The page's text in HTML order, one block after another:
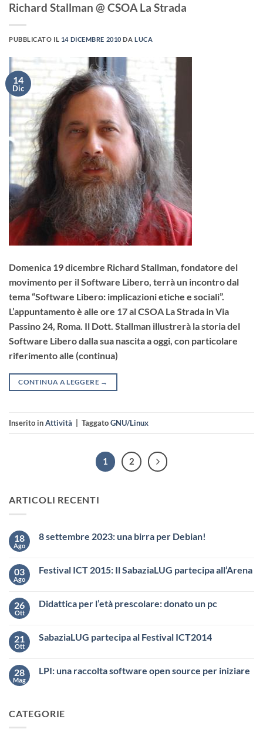
Richard Stallman @ CSOA La Strada
PUBBLICATO IL 14 DICEMBRE 2010 DALUCA
14
Dic
Domenica 19 dicembre Richard Stallman, fondatore del
movimento per il Software Libero, terrà un incontro dal
tema “Software Libero: implicazioni etiche e sociali”.
L’appuntamento è alle ore 17 al CSOA La Strada in Via
Passino 24, Roma. Il Dott. Stallman illustrerà la storia del
Software Libero dalla sua nascita a oggi, con particolare
riferimento alle (continua)
CONTINUA A LEGGERE →
Inserito inAttività TaggatoGNU/Linux
1 2
ARTICOLI RECENTI
18
Ago
8 settembre 2023: una birra per Debian!
03
Ago
Festival ICT 2015: Il SabaziaLUG partecipa all’Arena
26
Ott
Didattica per l’età prescolare: donato un pc
21
Ott
SabaziaLUG partecipa al Festival ICT2014
28
Mag
LPI: una raccolta software open source per iniziare
CATEGORIE